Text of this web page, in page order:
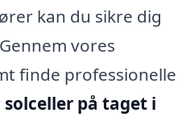
kan du sikre dig
vores
finde professionelle
solceller på taget i